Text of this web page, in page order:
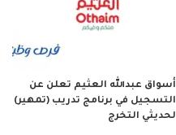
أسواق عبدالله العثيم تعلن عن
التسجيل في برنامج تدريب (تمهير)
لحديثي التخرج